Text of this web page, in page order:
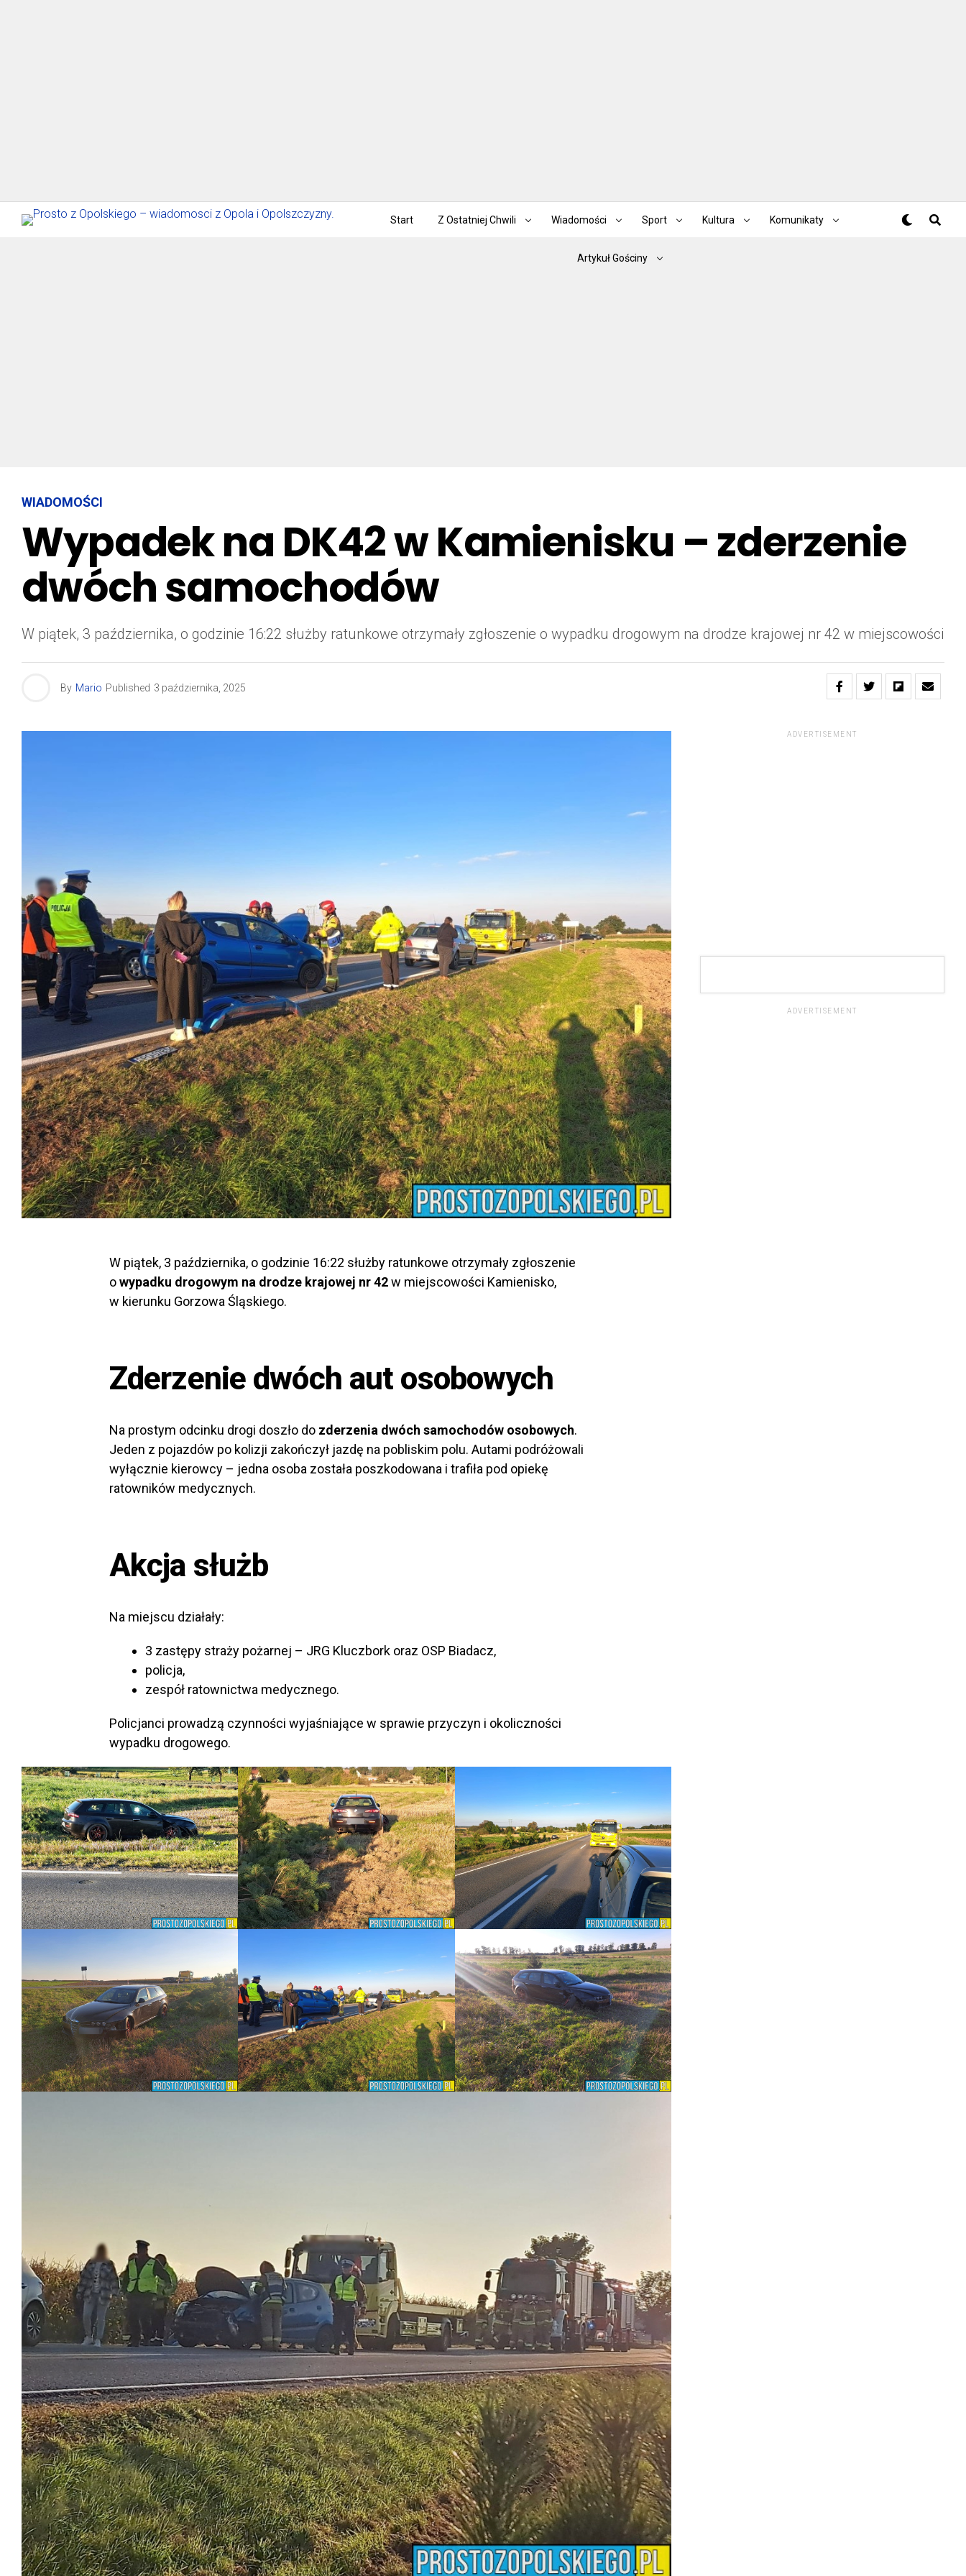
Start Z Ostatniej Chwili Wiadomości Sport Kultura Komunikaty
Artykuł Gościny
WIADOMOŚCI
Wypadek na DK42 w Kamienisku – zderzenie
dwóch samochodów
W piątek, 3 października, o godzinie 16:22 służby ratunkowe otrzymały zgłoszenie o wypadku drogowym na drodze krajowej nr 42 w miejscowości
By Mario Published 3 października, 2025
W piątek, 3 października, o godzinie 16:22 służby ratunkowe otrzymały zgłoszenie
owypadku drogowym na drodze krajowej nr 42w miejscowości Kamienisko,
w kierunku Gorzowa Śląskiego.
Zderzenie dwóch aut osobowych
Na prostym odcinku drogi doszło do zderzenia dwóch samochodów osobowych.
Jeden z pojazdów po kolizji zakończył jazdę na pobliskim polu. Autami podróżowali
wyłącznie kierowcy – jedna osoba została poszkodowana i trafiła pod opiekę
ratowników medycznych.
Akcja służb
Na miejscu działały:
3 zastępy straży pożarnej – JRG Kluczbork oraz OSP Biadacz,
policja,
zespół ratownictwa medycznego.
Policjanci prowadzą czynności wyjaśniające w sprawie przyczyn i okoliczności
wypadku drogowego.
ADVERTISEMENT
ADVERTISEMENT